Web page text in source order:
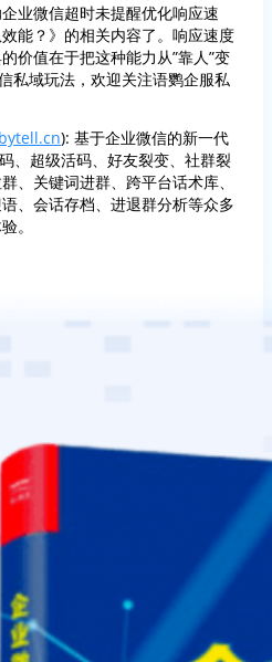
业微信超时未提醒优化响应速
能？》的相关内容了。响应速度
价值在于把这种能力从”靠人”变
私域玩法，欢迎关注语鹦企服私
): 基于企业微信的新一代
、超级活码、好友裂变、社群裂
、关键词进群、跨平台话术库、
、会话存档、进退群分析等众多
。